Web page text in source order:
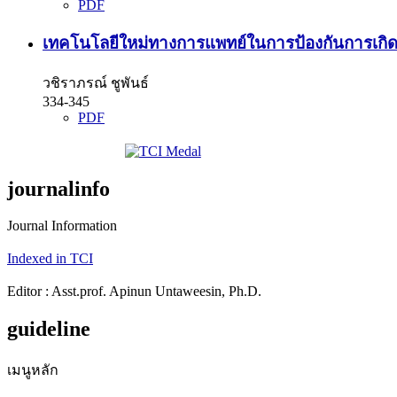
PDF
เทคโนโลยีใหม่ทางการแพทย์ในการป้องกันการเกิ
วชิราภรณ์ ชูพันธ์
334-345
PDF
journalinfo
Journal Information
Indexed in TCI
Editor : Asst.prof. Apinun Untaweesin, Ph.D.
guideline
เมนูหลัก